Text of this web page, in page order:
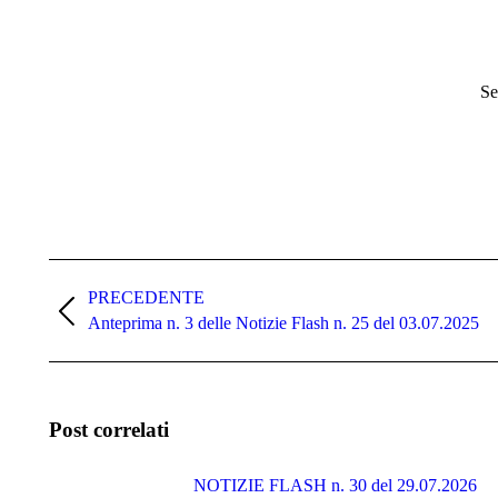
tra
post
PRECEDENTE
Post
precedente:
Anteprima n. 3 delle Notizie Flash n. 25 del 03.07.2025
Post correlati
NOTIZIE FLASH n. 30 del 29.07.2026